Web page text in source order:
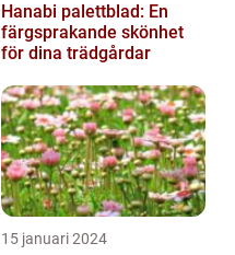
Hanabi palettblad: En
färgsprakande skönhet
för dina trädgårdar
15 januari 2024